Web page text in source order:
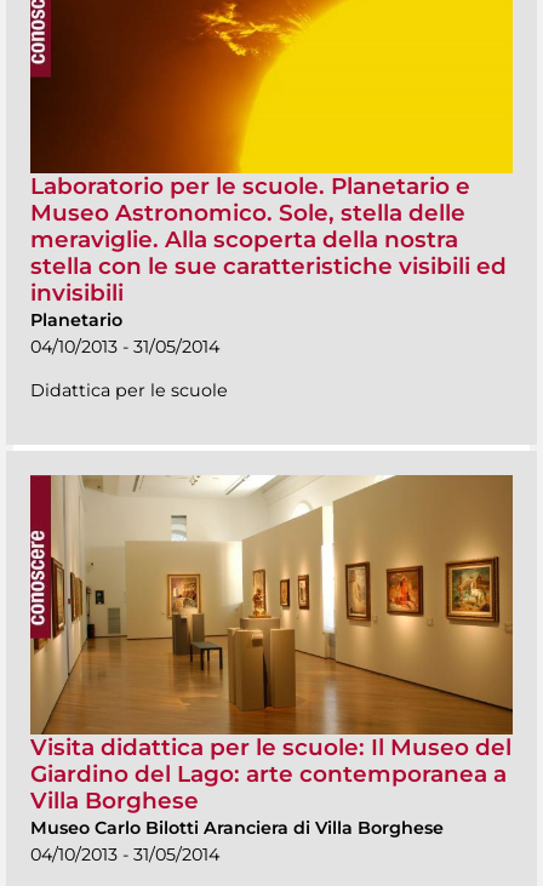
Laboratorio per le scuole. Planetario e
Museo Astronomico. Sole, stella delle
meraviglie. Alla scoperta della nostra
stella con le sue caratteristiche visibili ed
invisibili
Planetario
04/10/2013 - 31/05/2014
Didattica per le scuole
Visita didattica per le scuole: Il Museo del
Giardino del Lago: arte contemporanea a
Villa Borghese
Museo Carlo Bilotti Aranciera di Villa Borghese
04/10/2013 - 31/05/2014